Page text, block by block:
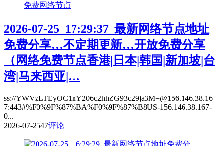
免费网络节点
2026-07-25_17:29:37_最新网络节点地址
免费分享…不定期更新…开放免费分享
（网络免费节点香港|日本|韩国|新加坡|台
湾|马来西亚|…
ss://YWVzLTEyOC1nY206c2hhZG93c29ja3M=@156.146.38.16
7:443#%F0%9F%87%BA%F0%9F%87%B8US-156.146.38.167-
0...
2026-07-2547评论